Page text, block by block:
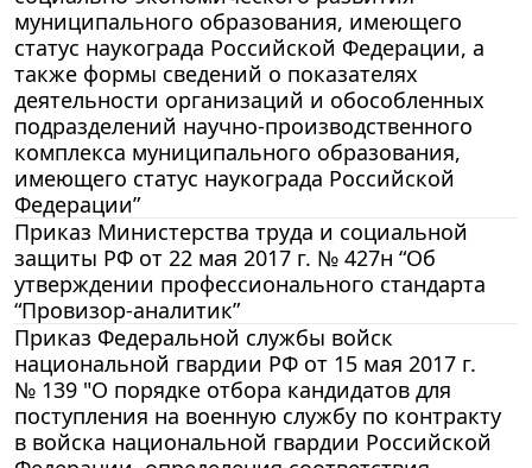
муниципального образования, имеющего
статус наукограда Российской Федерации, а
также формы сведений о показателях
деятельности организаций и обособленных
подразделений научно-производственного
комплекса муниципального образования,
имеющего статус наукограда Российской
Федерации”
Приказ Министерства труда и социальной
защиты РФ от 22 мая 2017 г. № 427н “Об
утверждении профессионального стандарта
“Провизор-аналитик”
Приказ Федеральной службы войск
национальной гвардии РФ от 15 мая 2017 г.
№ 139 "О порядке отбора кандидатов для
поступления на военную службу по контракту
в войска национальной гвардии Российской